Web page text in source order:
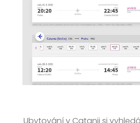
Ubytování v Catanii si